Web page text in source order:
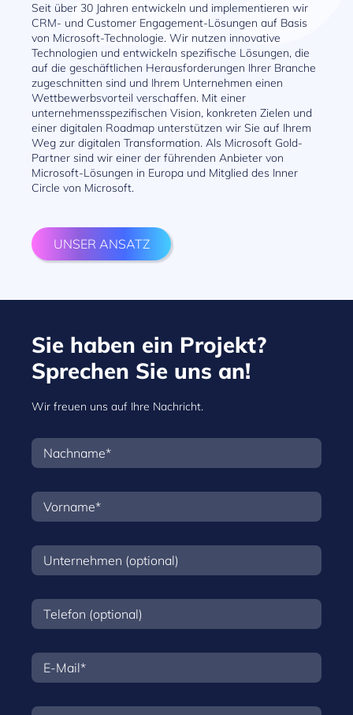
Seit über 30 Jahren entwickeln und implementieren wir
CRM- und Customer Engagement-Lösungen auf Basis
von Microsoft-Technologie. Wir nutzen innovative
Technologien und entwickeln spezifische Lösungen, die
auf die geschäftlichen Herausforderungen Ihrer Branche
zugeschnitten sind und Ihrem Unternehmen einen
Wettbewerbsvorteil verschaffen. Mit einer
unternehmensspezifischen Vision, konkreten Zielen und
einer digitalen Roadmap unterstützen wir Sie auf Ihrem
Weg zur digitalen Transformation. Als Microsoft Gold-
Partner sind wir einer der führenden Anbieter von
Microsoft-Lösungen in Europa und Mitglied des Inner
Circle von Microsoft.
UNSER ANSATZ
Sie haben ein Projekt?
Sprechen Sie uns an!
Wir freuen uns auf Ihre Nachricht.